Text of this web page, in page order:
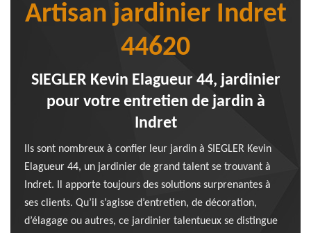
Artisan jardinier Indret
44620
SIEGLER Kevin Elagueur 44, jardinier
pour votre entretien de jardin à
Indret
Ils sont nombreux à confier leur jardin à SIEGLER Kevin
Elagueur 44, un jardinier de grand talent se trouvant à
Indret. Il apporte toujours des solutions surprenantes à
ses clients. Qu’il s’agisse d’entretien, de décoration,
d’élagage ou autres, ce jardinier talentueux se distingue